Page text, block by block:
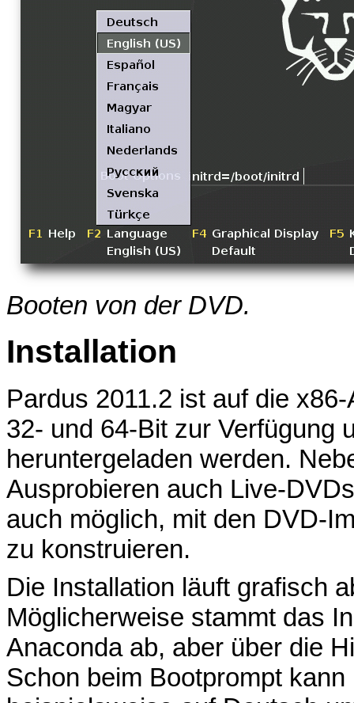
Booten von der DVD.
Installation
Pardus 2011.2 ist auf die
32- und 64-Bit zur
heruntergeladen werden.
Ausprobieren auch Live-
auch möglich, mit den DVD-
zu konstruieren.
Die Installation läuft grafisch
Möglicherweise stammt das
Anaconda ab, aber über die
Schon beim Bootprompt